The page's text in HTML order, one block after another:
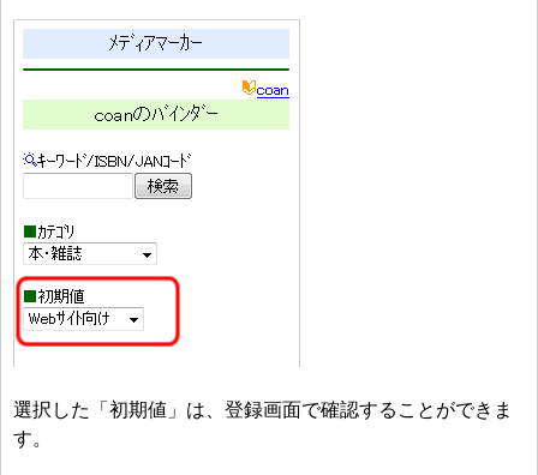
選択した「初期値」は、登録画面で確認することができま
す。